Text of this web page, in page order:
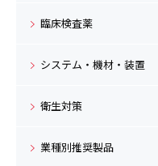
臨床検査薬
システム・機材・装置
衛生対策
業種別推奨製品